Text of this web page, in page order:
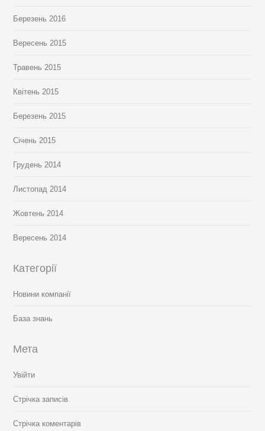
Березень 2016
Вересень 2015
Травень 2015
Квітень 2015
Березень 2015
Січень 2015
Грудень 2014
Листопад 2014
Жовтень 2014
Вересень 2014
Категорії
Новини компанії
База знань
Мета
Увійти
Стрічка записів
Стрічка коментарів